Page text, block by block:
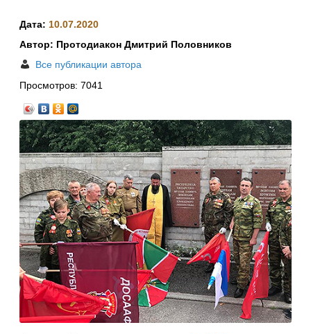
Дата: 10.07.2020
Автор: Протодиакон Дмитрий Половников
Все публикации автора
Просмотров: 7041